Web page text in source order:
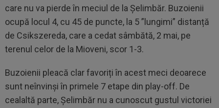
care nu va pierde în meciul de la Șelimbăr. Buzoienii
ocupă locul 4, cu 45 de puncte, la 5 ”lungimi” distanță
de Csikszereda, care a cedat sâmbătă, 2 mai, pe
terenul celor de la Mioveni, scor 1-3.
Buzoienii pleacă clar favoriți în acest meci deoarece
sunt neînvinși în primele 7 etape din play-off. De
cealaltă parte, Șelimbăr nu a cunoscut gustul victoriei